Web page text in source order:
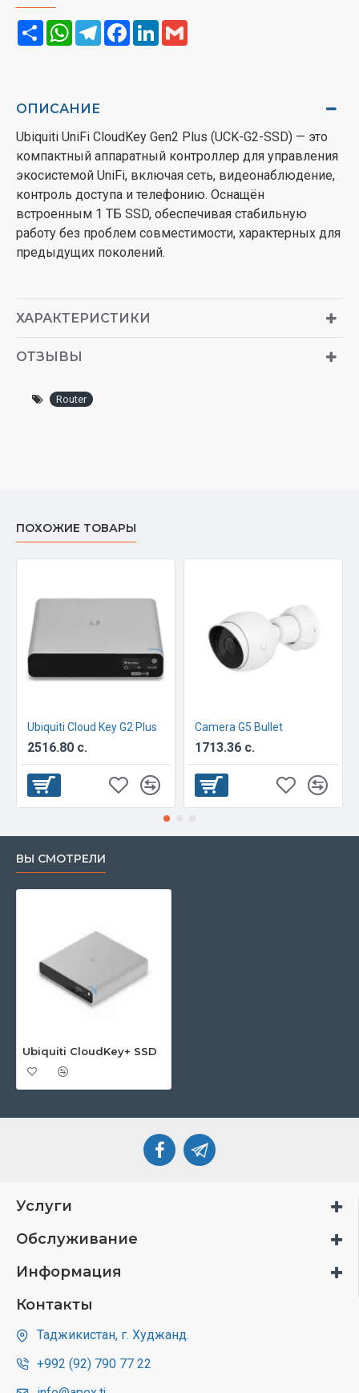
Share WhatsAppTelegramFacebook
LinkedIn
ОПИСАНИЕ
Ubiquiti UniFi CloudKey Gen2 Plus (UCK-G2-SSD) — это
компактный аппаратный контроллер для управления
экосистемой UniFi, включая сеть, видеонаблюдение,
контроль доступа и телефонию. Оснащён
встроенным 1 ТБ SSD, обеспечивая стабильную
работу без проблем совместимости, характерных для
предыдущих поколений.
ХАРАКТЕРИСТИКИ
ОТЗЫВЫ
Router
ПОХОЖИЕ ТОВАРЫ
Ubiquiti Cloud Key G2 Plus
2516.80 с.
Camera G5 Bullet
1713.36 с.
ВЫ СМОТРЕЛИ
Ubiquiti CloudKey+ SSD
Услуги
Обслуживание
Информация
Контакты
Таджикистан, г. Худжанд.
+992 (92) 790 77 22